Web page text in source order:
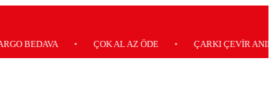
• ÇOK AL AZ ÖDE • ÇARKI ÇEVİR ANINDA